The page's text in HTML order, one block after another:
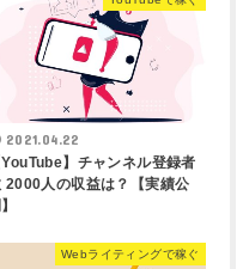
2021.04.22
YouTube】チャンネル登録者
2000人の収益は？【実績公
Webライティングで稼ぐ